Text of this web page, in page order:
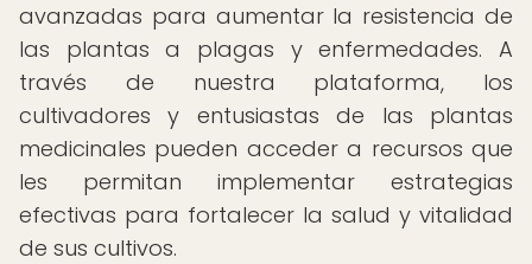
avanzadas para aumentar la resistencia de
las plantas a plagas y enfermedades. A
través de nuestra plataforma, los
cultivadores y entusiastas de las plantas
medicinales pueden acceder a recursos que
les permitan implementar estrategias
efectivas para fortalecer la salud y vitalidad
de sus cultivos.